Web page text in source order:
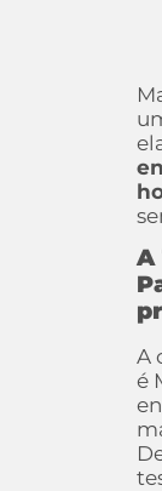
A
A
é